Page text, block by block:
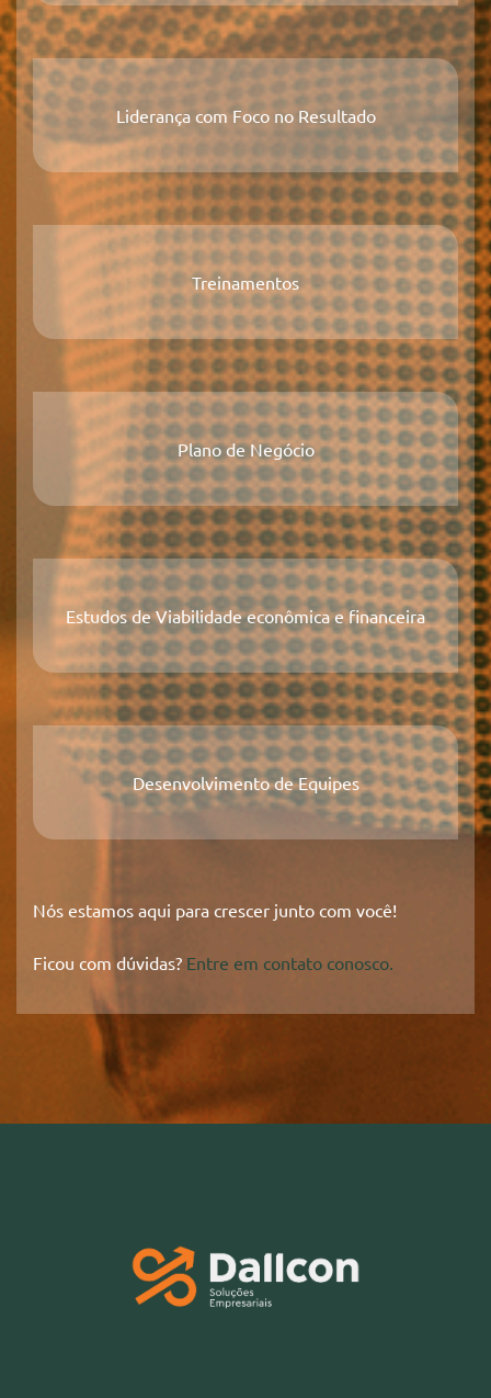
Liderança com Foco no Resultado
Treinamentos
Plano de Negócio
Estudos de Viabilidade econômica e financeira
Desenvolvimento de Equipes
Nós estamos aqui para crescer junto com você!
Ficou com dúvidas? Entre em contato conosco.